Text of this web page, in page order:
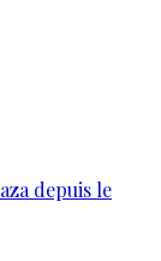
depuis le